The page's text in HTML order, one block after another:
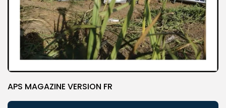
APS MAGAZINE VERSION FR